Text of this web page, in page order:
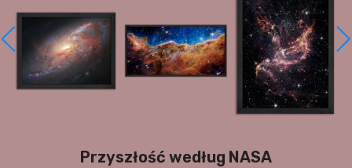
Przyszłość według NASA